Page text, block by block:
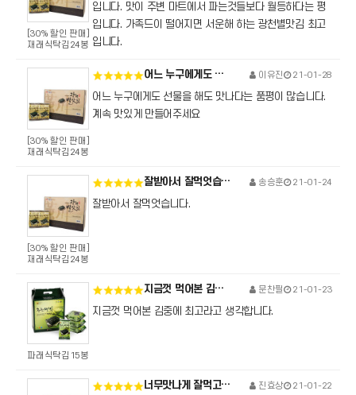
[30% 할인 판매]
재래식탁김24봉
입니다. 맛이 주변 마트에서 파는것들보다 월등하다는 평
입니다. 가족드이 떨어지면 서운해 하는 광천별맛김 최고
입니다.
[30% 할인 판매]
재래식탁김24봉
어느 누구에게도 선물을 해도 맛나다는 품평이 많습니다. 이유진 21-01-28
어느 누구에게도 선물을 해도 맛나다는 품평이 많습니다.
계속 맛있게 만들어주세요
[30% 할인 판매]
재래식탁김24봉
잘받아서 잘먹엇습니다. 송승훈 21-01-24
잘받아서 잘먹엇습니다.
파래식탁김15봉
지금껏 먹어본 김중에 최고라고 생각합니다. 문찬필 21-01-23
지금껏 먹어본 김중에 최고라고 생각합니다.
너무맛나게 잘먹고이씁니다. 진효상 21-01-22